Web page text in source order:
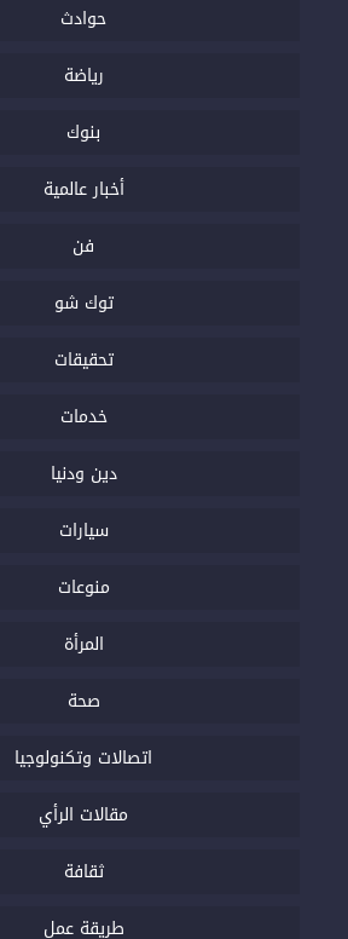
حوادث
رياضة
بنوك
أخبار عالمية
فن
توك شو
تحقيقات
خدمات
دين ودنيا
سيارات
منوعات
المرأة
صحة
اتصالات وتكنولوجيا
مقالات الرأي
ثقافة
طريقة عمل